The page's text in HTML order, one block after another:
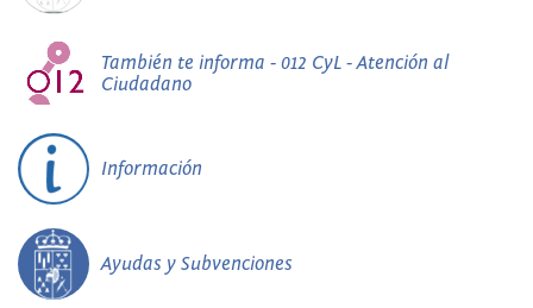
También te informa - 012 CyL - Atención al
Ciudadano
Información
Ayudas y Subvenciones